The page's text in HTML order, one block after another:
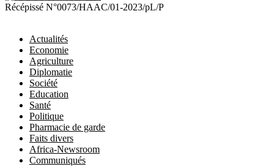
TOGODAILYNEWS
Récépissé N°0073/HAAC/01-2023/pL/P
Actualités
Economie
Agriculture
Diplomatie
Société
Education
Santé
Politique
Pharmacie de garde
Faits divers
Africa-Newsroom
Communiqués